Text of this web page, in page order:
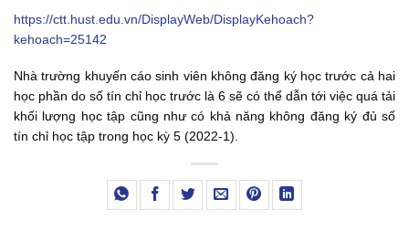
https://ctt.hust.edu.vn/DisplayWeb/DisplayKehoach?
kehoach=25142
Nhà trường khuyến cáo sinh viên không đăng ký học trước cả hai
học phần do số tín chỉ học trước là 6 sẽ có thể dẫn tới việc quá tải
khối lượng học tập cũng như có khả năng không đăng ký đủ số
tín chỉ học tập trong học kỳ 5 (2022-1).